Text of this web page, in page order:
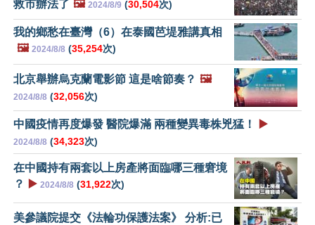
救市辦法了 🖼️ 2024/8/9 (30,504次)
我的鄉愁在臺灣（6）在泰國芭堤雅講真相
🖼️ 2024/8/8 (35,254次)
北京舉辦烏克蘭電影節 這是啥節奏？ 🖼️
2024/8/8 (32,056次)
中國疫情再度爆發 醫院爆滿 兩種變異毒株兇猛！ ▶️
2024/8/8 (34,323次)
在中國持有兩套以上房產將面臨哪三種窘境
？
▶️ 2024/8/8 (31,922次)
美參議院提交《法輪功保護法案》 分析:已